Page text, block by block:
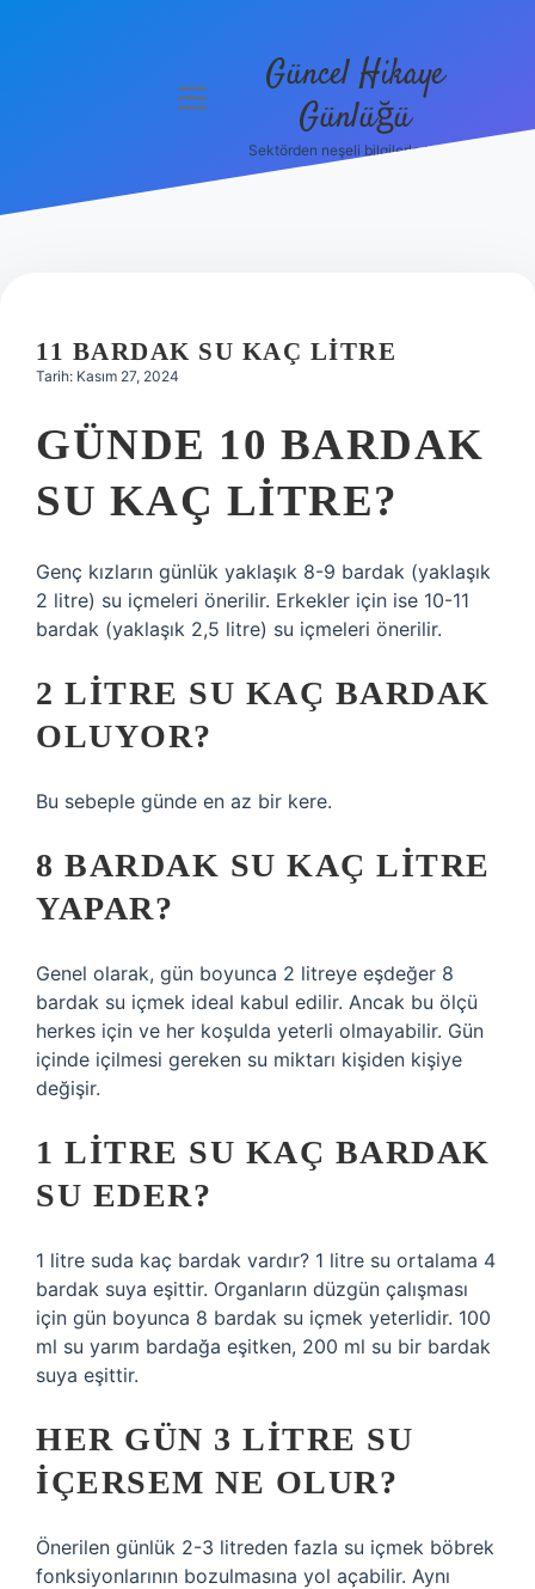
Hakkımızda
menüyü
Güncel Hikaye
Günlüğü
Sektörden neşeli bilgilerle tanış!
11 BARDAK SU KAÇ LITRE
Tarih: Kasım 27, 2024
GÜNDE 10 BARDAK
SU KAÇ LITRE?
Genç kızların günlük yaklaşık 8-9 bardak (yaklaşık
2 litre) su içmeleri önerilir. Erkekler için ise 10-11
bardak (yaklaşık 2,5 litre) su içmeleri önerilir.
2 LITRE SU KAÇ BARDAK
OLUYOR?
Bu sebeple günde en az bir kere.
8 BARDAK SU KAÇ LITRE
YAPAR?
Genel olarak, gün boyunca 2 litreye eşdeğer 8
bardak su içmek ideal kabul edilir. Ancak bu ölçü
herkes için ve her koşulda yeterli olmayabilir. Gün
içinde içilmesi gereken su miktarı kişiden kişiye
değişir.
1 LITRE SU KAÇ BARDAK
SU EDER?
1 litre suda kaç bardak vardır? 1 litre su ortalama 4
bardak suya eşittir. Organların düzgün çalışması
için gün boyunca 8 bardak su içmek yeterlidir. 100
ml su yarım bardağa eşitken, 200 ml su bir bardak
suya eşittir.
HER GÜN 3 LITRE SU
IÇERSEM NE OLUR?
Önerilen günlük 2-3 litreden fazla su içmek böbrek
fonksiyonlarının bozulmasına yol açabilir. Aynı